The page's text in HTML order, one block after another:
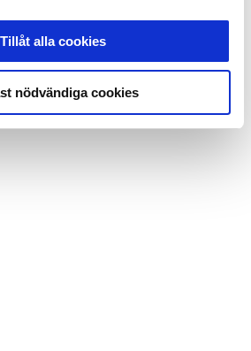
Tillåt alla cookies
nödvändiga cookies
Team 2020:
till juryprocess 2019: